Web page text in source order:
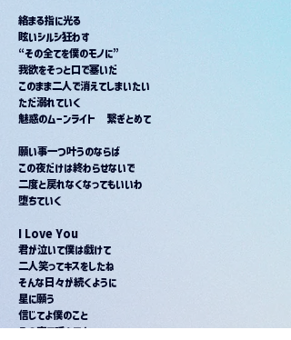
絡まる指に光る
眩いシルシ狂わす
“その全てを僕のモノに”
我欲をそっと口で塞いだ
このまま二人で消えてしまいたい
ただ溺れていく
魅惑のムーンライト　繋ぎとめて
願い事一つ叶うのならば
この夜だけは終わらせないで
二度と戻れなくなってもいいわ
堕ちていく
I Love You
君が泣いて僕は戯けて
二人笑ってキスをしたね
そんな日々が続くように
星に願う
信じてよ僕のこと
その声で呼んでよ